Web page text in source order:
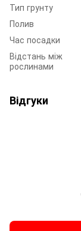
Тип грунту
Полив
Час посадки
Відстань між
рослинами
Відгуки